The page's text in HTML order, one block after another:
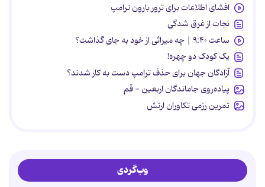
افشای اطلاعات برای ترور بارون ترامپ
نجات از غرق شدگی
ساعت ۹:۴۰ | چه میراثی از خود به جای گذاشت؟
یک کودک دو چهره!
آزادگان جهان برای حذف ترامپ دست به کار شدند؟
پیاده‌روی جاماندگان اربعین - قم
تمرین رزمی تکاوران ارتش
وب‌گردی